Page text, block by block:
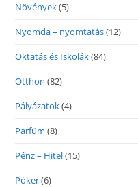
Növények(5)
Nyomda – nyomtatás(12)
Oktatás és Iskolák(84)
Otthon (82)
Pályázatok(4)
Parfüm (8)
Pénz – Hitel(15)
Póker(6)